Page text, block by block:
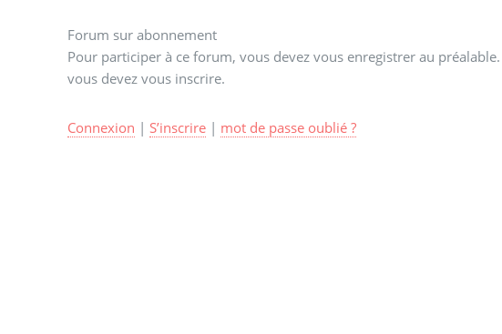
Forum sur abonnement
Pour participer à ce forum, vous devez vous enregistrer au
vous devez vous inscrire.
Connexion | S’inscrire| mot de passe oublié ?